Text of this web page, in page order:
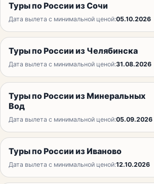
Туры по России из Сочи
Дата вылета с минимальной ценой:05.10.2026
Туры по России из Челябинска
Дата вылета с минимальной ценой:31.08.2026
Туры по России из Минеральных
Вод
Дата вылета с минимальной ценой:05.09.2026
Туры по России из Иваново
Дата вылета с минимальной ценой:12.10.2026